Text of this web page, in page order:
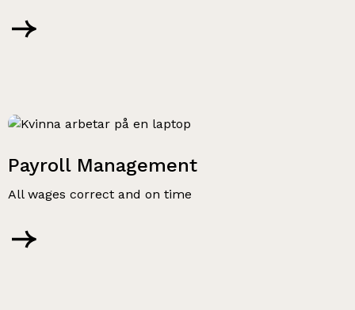
Payroll Management
All wages correct and on time